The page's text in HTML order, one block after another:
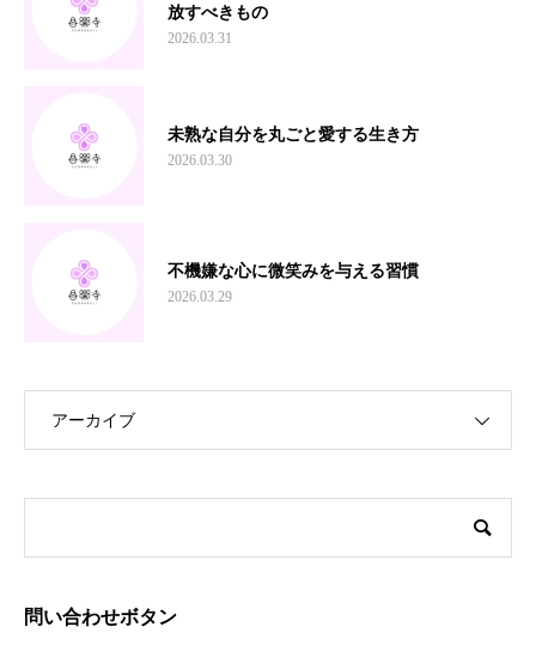
放すべきもの
2026.03.31
未熟な自分を丸ごと愛する生き方
2026.03.30
不機嫌な心に微笑みを与える習慣
2026.03.29
アーカイブ
問い合わせボタン